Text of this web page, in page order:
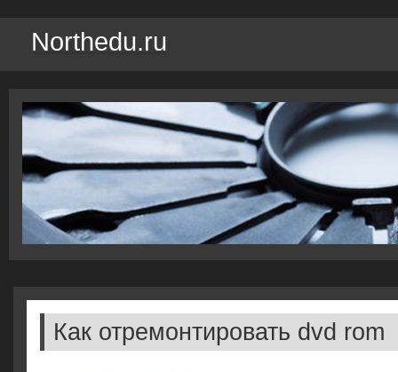
Northedu.ru
Как отремонтировать dvd rom